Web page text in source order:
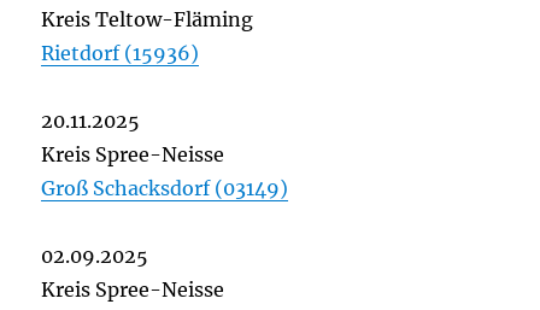
Kreis Teltow-Fläming
Rietdorf (15936)
20.11.2025
Kreis Spree-Neisse
Groß Schacksdorf (03149)
02.09.2025
Kreis Spree-Neisse